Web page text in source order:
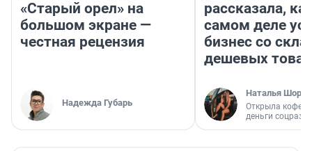
«Старый орел» на
большом экране —
честная рецензия
Надежда Губарь
рассказала,
самом деле
бизнес со
дешевых
Наталья
Открыла
деньги